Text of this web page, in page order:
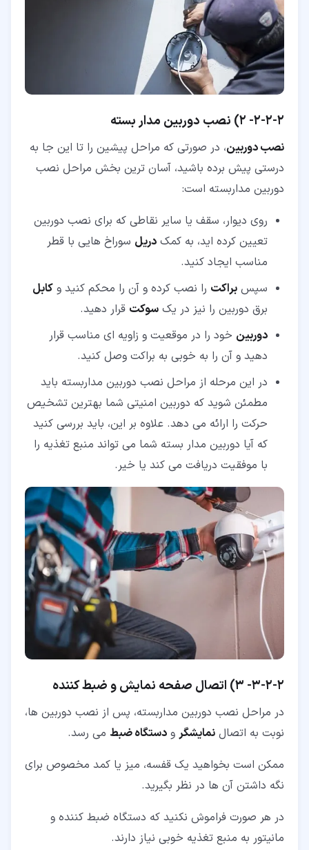
۲‏-‏۲‏-‏۲‏- 2) نصب دوربین مدار بسته
نصب دوربین، در صورتی که مراحل پیشین را تا این جا به
درستی پیش برده باشید، آسان ترین بخش مراحل نصب
دوربین مداربسته است:
روی دیوار، سقف یا سایر نقاطی که برای نصب دوربین
تعیین کرده اید، به کمک دریل سوراخ هایی با قطر
مناسب ایجاد کنید.
سپس براکت را نصب کرده و آن را محکم کنید و کابل
برق دوربین را نیز در یک سوکت قرار دهید.
دوربین خود را در موقعیت و زاویه ای مناسب قرار
دهید و آن را به خوبی به براکت وصل کنید.
در این مرحله از مراحل نصب دوربین مداربسته باید
مطمئن شوید که دوربین امنیتی شما بهترین تشخیص
حرکت را ارائه می دهد. علاوه بر این، باید بررسی کنید
که آیا دوربین مدار بسته شما می تواند منبع تغذیه را
با موفقیت دریافت می کند یا خیر.
۲‏-‏۲‏-‏۳‏- 3) اتصال صفحه نمایش و ضبط کننده
در مراحل نصب دوربین مداربسته، پس از نصب دوربین ها،
نوبت به اتصال نمایشگر و دستگاه ضبط می رسد.
ممکن است بخواهید یک قفسه، میز یا کمد مخصوص برای
نگه داشتن آن ها در نظر بگیرید.
در هر صورت فراموش نکنید که دستگاه ضبط کننده و
مانیتور به منبع تغذیه خوبی نیاز دارند.